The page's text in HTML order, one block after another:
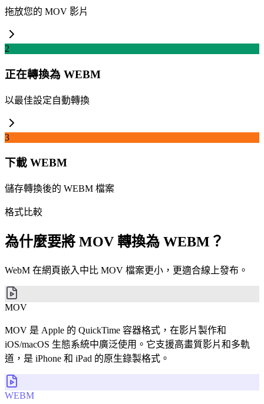
拖放您的 MOV 影片
2
正在轉換為 WEBM
以最佳設定自動轉換
3
下載 WEBM
儲存轉換後的 WEBM 檔案
格式比較
為什麼要將 MOV 轉換為 WEBM？
WebM 在網頁嵌入中比 MOV 檔案更小，更適合線上發布。
MOV
MOV 是 Apple 的 QuickTime 容器格式，在影片製作和
iOS/macOS 生態系統中廣泛使用。它支援高畫質影片和多軌
道，是 iPhone 和 iPad 的原生錄製格式。
WEBM